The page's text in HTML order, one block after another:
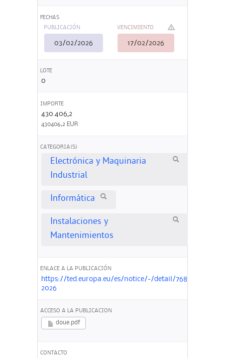
FECHAS
PUBLICACIÓN
03/02/2026
VENCIMIENTO
17/02/2026
LOTE
0
IMPORTE
430.406,2
430406,2 EUR
CATEGORIA(S)
Electrónica y Maquinaria
Industrial
Informática
Instalaciones y
Mantenimientos
ENLACE A LA PUBLICACIÓN
https://ted.europa.eu/es/notice/-/detail/76884-
2026
ACCESO A LA PUBLICACION
doue.pdf
CONTACTO